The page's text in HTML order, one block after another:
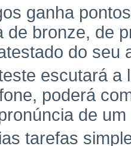
ganha
de bronze, de
do seu
escutará
poderá
de um
tarefas